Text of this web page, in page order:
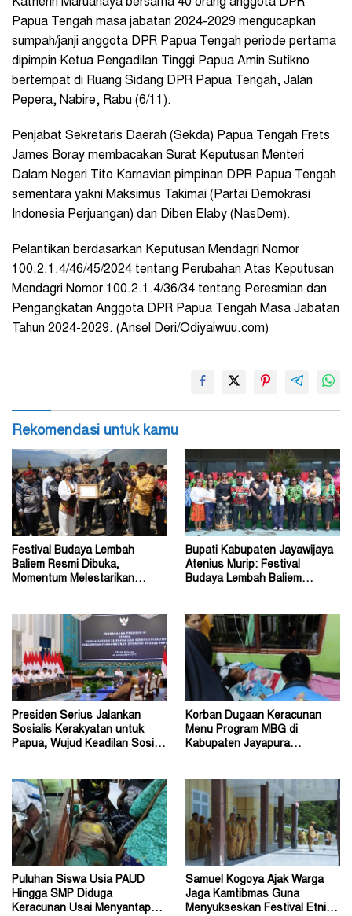
Papua Tengah masa jabatan 2024-2029 mengucapkan
sumpah/janji anggota DPR Papua Tengah periode pertama
dipimpin Ketua Pengadilan Tinggi Papua Amin Sutikno
bertempat di Ruang Sidang DPR Papua Tengah, Jalan
Pepera, Nabire, Rabu (6/11).
Penjabat Sekretaris Daerah (Sekda) Papua Tengah Frets
James Boray membacakan Surat Keputusan Menteri
Dalam Negeri Tito Karnavian pimpinan DPR Papua Tengah
sementara yakni Maksimus Takimai (Partai Demokrasi
Indonesia Perjuangan) dan Diben Elaby (NasDem).
Pelantikan berdasarkan Keputusan Mendagri Nomor
100.2.1.4/46/45/2024 tentang Perubahan Atas Keputusan
Mendagri Nomor 100.2.1.4/36/34 tentang Peresmian dan
Pengangkatan Anggota DPR Papua Tengah Masa Jabatan
Tahun 2024-2029. (Ansel Deri/Odiyaiwuu.com)
Rekomendasi untuk kamu
Festival Budaya Lembah
Baliem Resmi Dibuka,
Momentum Melestarikan
Bupati Kabupaten Jayawijaya
Atenius Murip: Festival
Budaya Lembah Baliem
Presiden Serius Jalankan
Sosialis Kerakyatan untuk
Papua, Wujud Keadilan Sosial
Korban Dugaan Keracunan
Menu Program MBG di
Kabupaten Jayapura
Puluhan Siswa Usia PAUD
Hingga SMP Diduga
Keracunan Usai Menyantap
Samuel Kogoya Ajak Warga
Jaga Kamtibmas Guna
Menyukseskan Festival Etnik